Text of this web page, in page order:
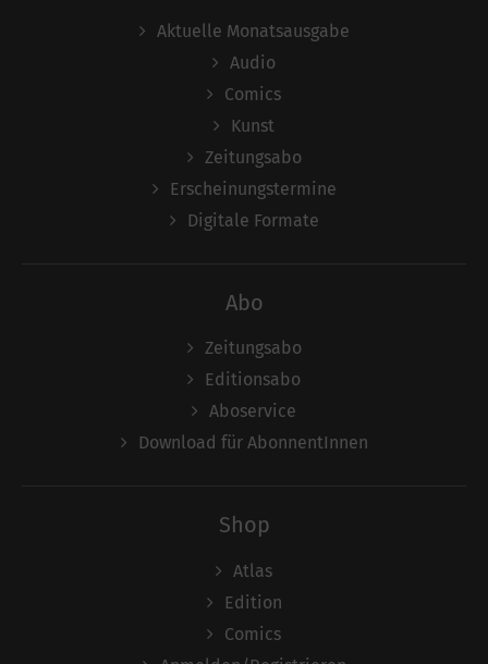
Aktuelle Monatsausgabe
Audio
Comics
Kunst
Zeitungsabo
Erscheinungstermine
Digitale Formate
Abo
Zeitungsabo
Editionsabo
Aboservice
Download für AbonnentInnen
Shop
Atlas
Edition
Comics